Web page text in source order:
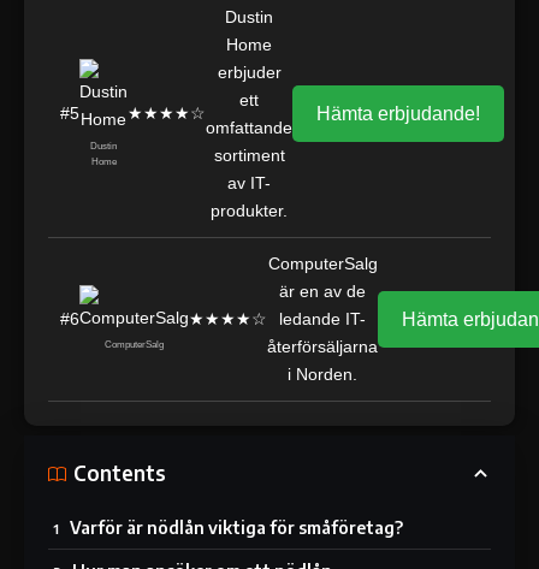
#5
Dustin
Home
★★★★☆
Dustin
Home
erbjuder
ett
omfattande
sortiment
av IT-
produkter.
Hämta erbjudande!
#6
ComputerSalg
★★★★☆
ComputerSalg
är en av de
ledande IT-
återförsäljarna
i Norden.
Hämta
Contents
Varför är nödlån viktiga för småföretag?